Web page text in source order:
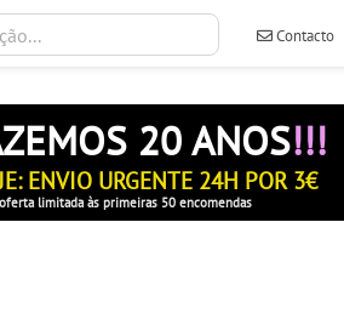
Contacto
20 ANOS!!!
ENVIO URGENTE 24H POR 3€
oferta limitada às primeiras 50 encomendas